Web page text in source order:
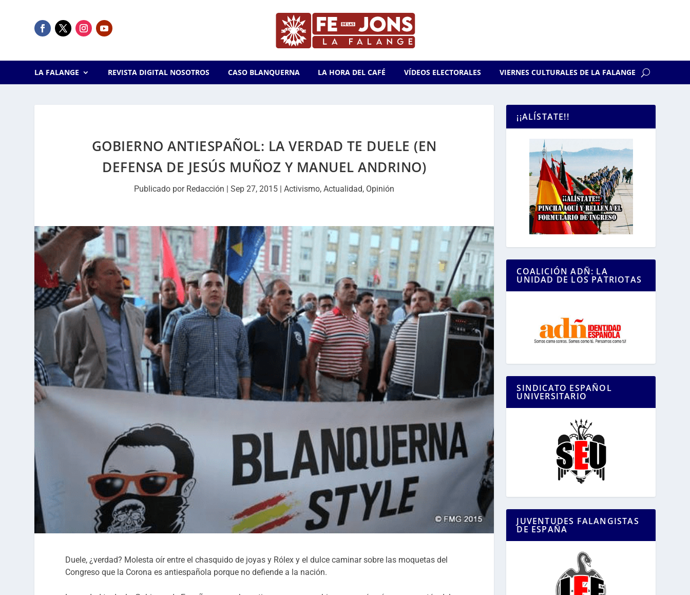
LA FALANGE REVISTA DIGITAL NOSOTROS CASO BLANQUERNA LA HORA DEL CAFÉ VÍDEOS ELECTORALES VIERNES CULTURALES DE LA FALANGE
GOBIERNO ANTIESPAÑOL: LA VERDAD TE DUELE (EN
DEFENSA DE JESÚS MUÑOZ Y MANUEL ANDRINO)
Publicado por Redacción |Sep 27, 2015 |Activismo,Actualidad, Opinión
Duele, ¿verdad? Molesta oír entre el chasquido de joyas y Rólex y el dulce caminar sobre las moquetas del
Congreso que la Corona es antiespañola porque no defiende a la nación.
¡¡ALÍSTATE!!
COALICIÓN ADÑ: LA
UNIDAD DE LOS PATRIOTAS
SINDICATO ESPAÑOL
UNIVERSITARIO
JUVENTUDES FALANGISTAS
DE ESPAÑA